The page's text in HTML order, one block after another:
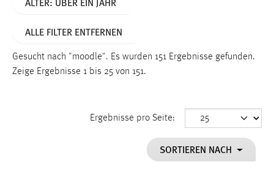
ALLE FILTER ENTFERNEN
Gesucht nach "moodle". Es wurden 151 Ergebnisse gefunden.
Zeige Ergebnisse 1 bis 25 von 151.
Ergebnisse pro Seite:
SORTIEREN NACH
Name:
Dieser Cookie speichert die ausgewählten Einverständnis-